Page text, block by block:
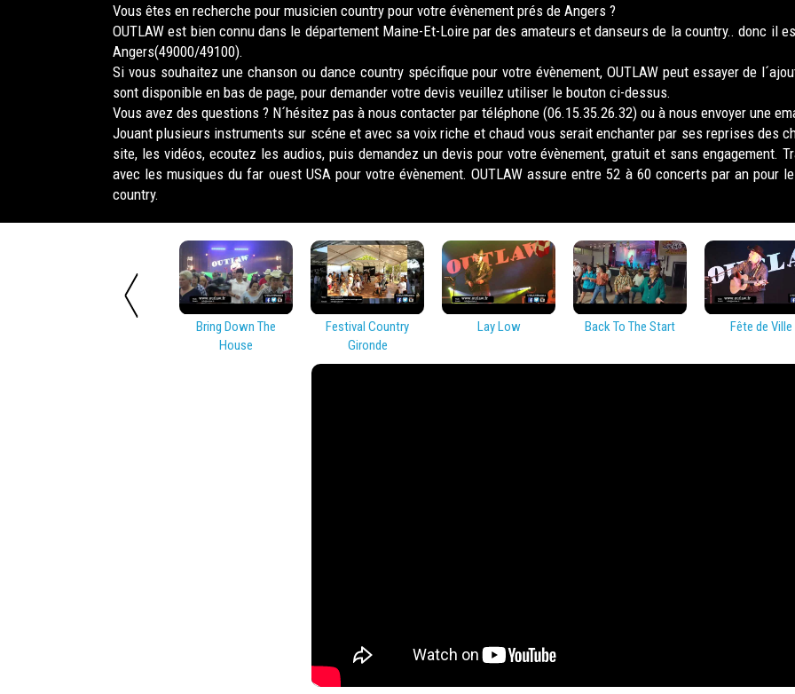
Vous êtes en recherche pour musicien country pour votre évènement prés de Angers ?
OUTLAW est bien connu dans le département Maine-Et-Loire par des amateurs et danseurs de la country.. donc il
Angers(49000/49100).
Si vous souhaitez une chanson ou dance country spécifique pour votre évènement, OUTLAW peut essayer de
sont disponible en bas de page, pour demander votre devis veuillez utiliser le bouton ci-dessus.
Vous avez des questions ? N´hésitez pas à nous contacter par téléphone (06.15.35.26.32) ou à nous envoyer une
Jouant plusieurs instruments sur scéne et avec sa voix riche et chaud vous serait enchanter par ses reprises des
site, les vidéos, ecoutez les audios, puis demandez un devis pour votre évènement, gratuit et sans engagement.
avec les musiques du far ouest USA pour votre évènement. OUTLAW assure entre 52 à 60 concerts par an pour
country.
Bring Down The
House
Festival Country
Gironde
Lay Low Back To The Start Fête de Ville